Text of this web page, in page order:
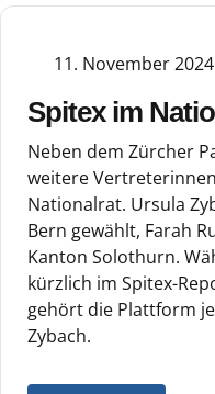
11. November 2024
Spitex im
Neben dem Zürcher
weitere
Nationalrat. Ursula
Bern gewählt, Farah
Kanton Solothurn.
kürzlich im Spitex-
gehört die Plattform
Zybach.